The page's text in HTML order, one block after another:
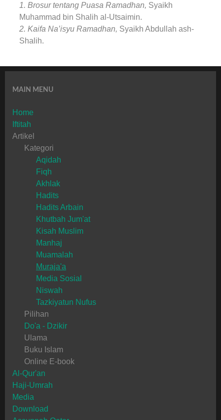
1. Brosur tentang Puasa Ramadhan, Syaikh
Muhammad bin Shalih al-Utsaimin.
2. Kaifa Na’isyu Ramadhan, Syaikh Abdullah ash-
Shalih.
MAIN MENU
Home
Iftitah
Artikel
Kategori
Aqidah
Fiqh
Akhlak
Hadits
Hadits Arbain
Khutbah Jum'at
Kisah Muslim
Manhaj
Muamalah
Muraja'a
Media Sosial
Niswah
Tazkiyatun Nufus
Pilihan
Do'a - Dzikir
Ulama
Buku Islam
Online E-book
Al-Qur'an
Haji-Umrah
Media
Download